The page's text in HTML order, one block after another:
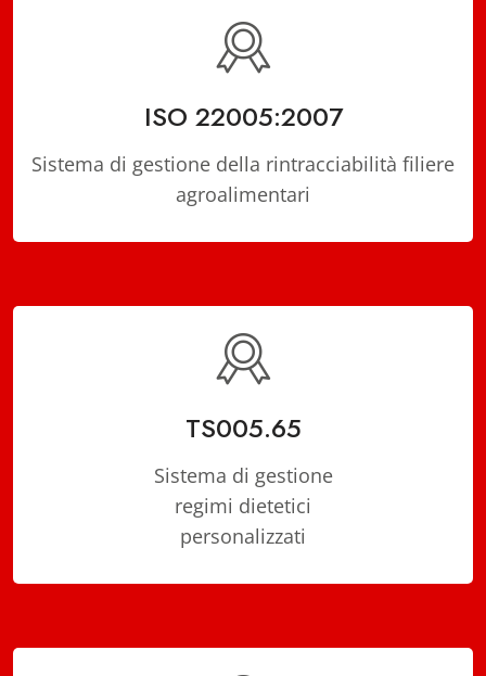
ISO 22005:2007
Sistema di gestione della rintracciabilità filiere
agroalimentari
TS005.65
Sistema di gestione
regimi dietetici
personalizzati